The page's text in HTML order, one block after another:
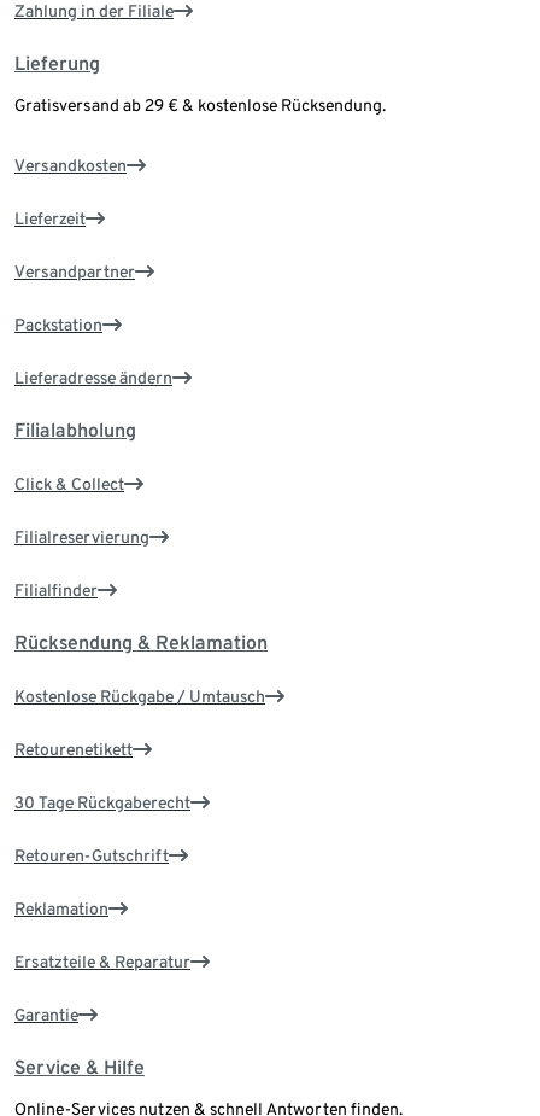
Zahlung in der Filiale
Lieferung
Gratisversand ab 29 € & kostenlose Rücksendung.
Versandkosten
Lieferzeit
Versandpartner
Packstation
Lieferadresse ändern
Filialabholung
Click & Collect
Filialreservierung
Filialfinder
Rücksendung & Reklamation
Kostenlose Rückgabe / Umtausch
Retourenetikett
30 Tage Rückgaberecht
Retouren-Gutschrift
Reklamation
Ersatzteile & Reparatur
Garantie
Service & Hilfe
Online-Services nutzen & schnell Antworten finden.